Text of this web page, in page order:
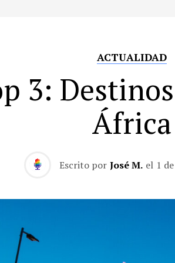
ACTUALIDAD
3:
África
Escrito por José M. el 1